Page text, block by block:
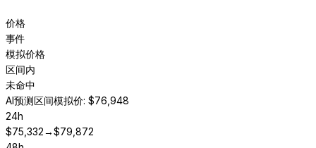
价格
事件
模拟价格
区间内
未命中
AI预测区间模拟价: $76,948
24h
$75,332→$79,872